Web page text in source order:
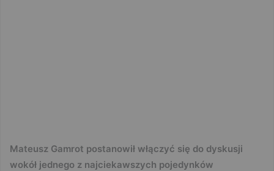
Mateusz Gamrot postanowił włączyć się do dyskusji
wokół jednego z najciekawszych pojedynków